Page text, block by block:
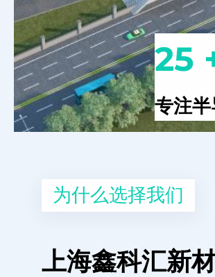
25
专注半
为什么选择我们
上海鑫科汇新